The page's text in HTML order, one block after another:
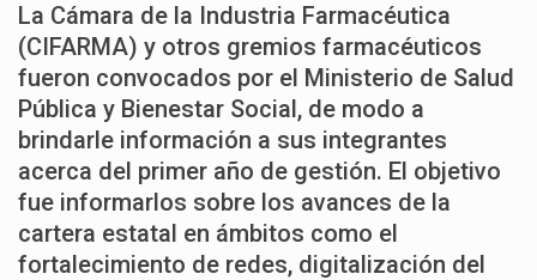
La Cámara de la Industria Farmacéutica
(CIFARMA) y otros gremios farmacéuticos
fueron convocados por el Ministerio de Salud
Pública y Bienestar Social, de modo a
brindarle información a sus integrantes
acerca del primer año de gestión. El objetivo
fue informarlos sobre los avances de la
cartera estatal en ámbitos como el
fortalecimiento de redes, digitalización del